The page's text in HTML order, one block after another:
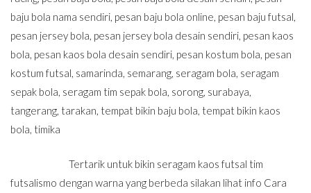
baju bola nama sendiri, pesan baju bola online, pesan baju futsal,
pesan jersey bola, pesan jersey bola desain sendiri, pesan kaos
bola, pesan kaos bola desain sendiri, pesan kostum bola, pesan
kostum futsal, samarinda, semarang, seragam bola, seragam
sepak bola, seragam tim sepak bola, sorong, surabaya,
tangerang, tarakan, tempat bikin baju bola, tempat bikin kaos
bola, timika
Tertarik untuk bikin seragam kaos futsal tim
futsalismo dengan warna yang berbeda silakan lihat info Cara